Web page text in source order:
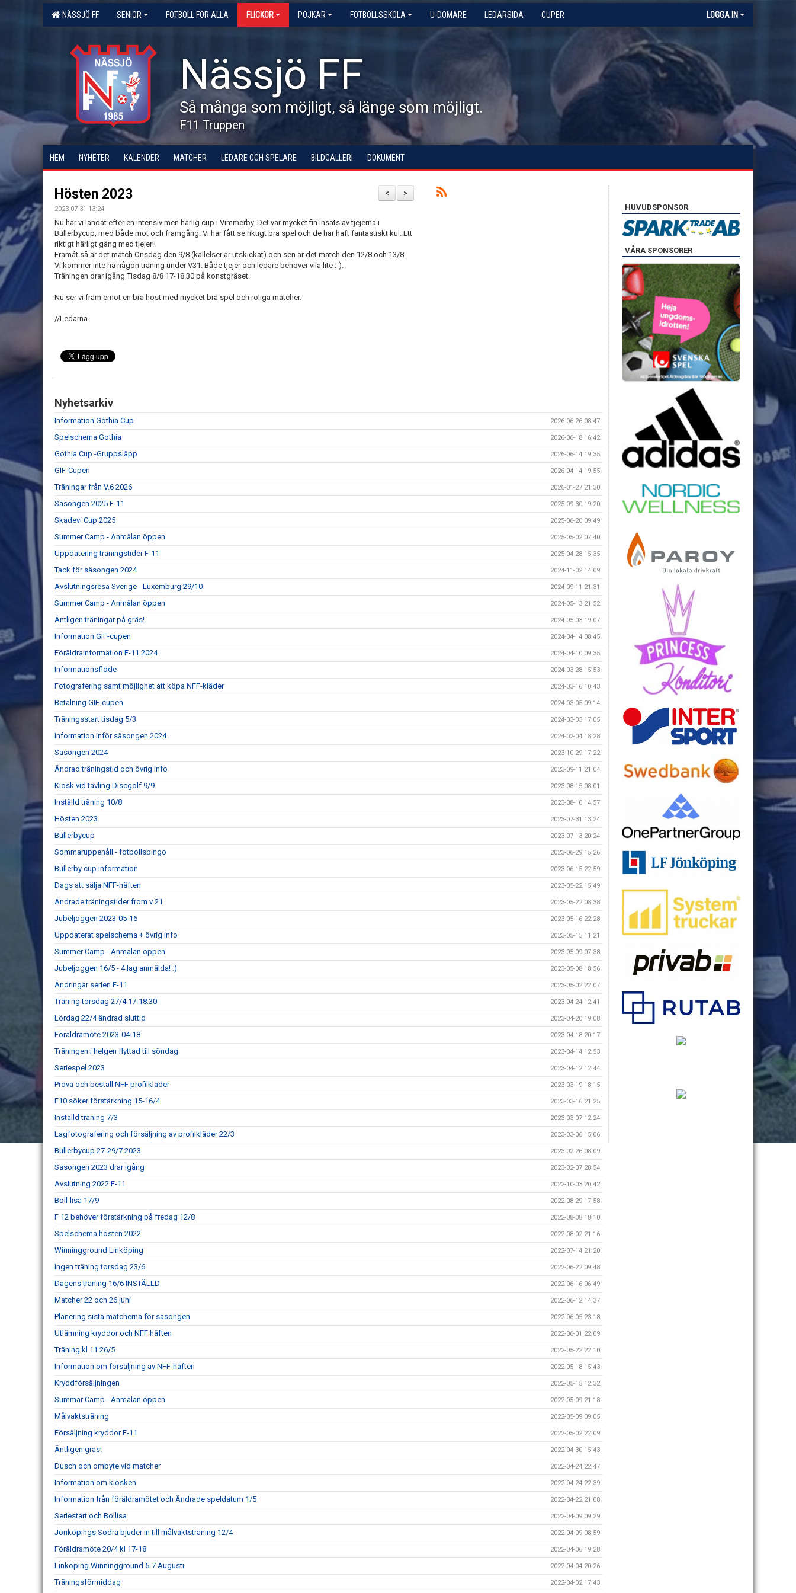
NÄSSJÖ FF SENIOR FOTBOLL FÖR ALLA FLICKOR POJKAR FOTBOLLSSKOLA U-DOMARE LEDARSIDA CUPER LOGGA IN
Nässjö FF
Så många som möjligt, så länge som möjligt.
F11 Truppen
HEM NYHETER KALENDER MATCHER LEDARE OCH SPELARE BILDGALLERI DOKUMENT
>
<
Hösten 2023
2023-07-31 13:24
Nu har vi landat efter en intensiv men härlig cup i Vimmerby. Det var mycket fin insats av tjejerna i
Bullerbycup, med både mot och framgång. Vi har fått se riktigt bra spel och de har haft fantastiskt kul. Ett
riktigt härligt gäng med tjejer!!
Framåt så är det match Onsdag den 9/8 (kallelser är utskickat) och sen är det match den 12/8 och 13/8.
Vi kommer inte ha någon träning under V31. Både tjejer och ledare behöver vila lite ;-).
Träningen drar igång Tisdag 8/8 17-18.30 på konstgräset.
Nu ser vi fram emot en bra höst med mycket bra spel och roliga matcher.
//Ledarna
Nyhetsarkiv
Information Gothia Cup 2026-06-26 08:47
Spelschema Gothia 2026-06-18 16:42
Gothia Cup -Gruppsläpp 2026-06-14 19:35
GIF-Cupen 2026-04-14 19:55
Träningar från V.6 2026 2026-01-27 21:30
Säsongen 2025 F-11 2025-09-30 19:20
Skadevi Cup 2025 2025-06-20 09:49
Summer Camp - Anmälan öppen 2025-05-02 07:40
Uppdatering träningstider F-11 2025-04-28 15:35
Tack för säsongen 2024 2024-11-02 14:09
Avslutningsresa Sverige - Luxemburg 29/10 2024-09-11 21:31
Summer Camp - Anmälan öppen 2024-05-13 21:52
Äntligen träningar på gräs! 2024-05-03 19:07
Information GIF-cupen 2024-04-14 08:45
Föräldrainformation F-11 2024 2024-04-10 09:35
Informationsflöde 2024-03-28 15:53
Fotografering samt möjlighet att köpa NFF-kläder 2024-03-16 10:43
Betalning GIF-cupen 2024-03-05 09:14
Träningsstart tisdag 5/3 2024-03-03 17:05
Information inför säsongen 2024 2024-02-04 18:28
Säsongen 2024 2023-10-29 17:22
Ändrad träningstid och övrig info 2023-09-11 21:04
Kiosk vid tävling Discgolf 9/9 2023-08-15 08:01
Inställd träning 10/8 2023-08-10 14:57
Hösten 2023 2023-07-31 13:24
Bullerbycup 2023-07-13 20:24
Sommaruppehåll - fotbollsbingo 2023-06-29 15:26
Bullerby cup information 2023-06-15 22:59
Dags att sälja NFF-häften 2023-05-22 15:49
Ändrade träningstider from v 21 2023-05-22 08:38
Jubeljoggen 2023-05-16 2023-05-16 22:28
Uppdaterat spelschema + övrig info 2023-05-15 11:21
Summer Camp - Anmälan öppen 2023-05-09 07:38
Jubeljoggen 16/5 - 4 lag anmälda! :) 2023-05-08 18:56
Ändringar serien F-11 2023-05-02 22:07
Träning torsdag 27/4 17-18.30 2023-04-24 12:41
Lördag 22/4 ändrad sluttid 2023-04-20 19:08
Föräldramöte 2023-04-18 2023-04-18 20:17
Träningen i helgen flyttad till söndag 2023-04-14 12:53
Seriespel 2023 2023-04-12 12:44
Prova och beställ NFF profilkläder 2023-03-19 18:15
F10 söker förstärkning 15-16/4 2023-03-16 21:25
Inställd träning 7/3 2023-03-07 12:24
Lagfotografering och försäljning av profilkläder 22/3 2023-03-06 15:06
Bullerbycup 27-29/7 2023 2023-02-26 08:09
Säsongen 2023 drar igång 2023-02-07 20:54
Avslutning 2022 F-11 2022-10-03 20:42
Boll-lisa 17/9 2022-08-29 17:58
F 12 behöver förstärkning på fredag 12/8 2022-08-08 18:10
Spelschema hösten 2022 2022-08-02 21:16
Winningground Linköping 2022-07-14 21:20
Ingen träning torsdag 23/6 2022-06-22 09:48
Dagens träning 16/6 INSTÄLLD 2022-06-16 06:49
Matcher 22 och 26 juni 2022-06-12 14:37
Planering sista matcherna för säsongen 2022-06-05 23:18
Utlämning kryddor och NFF häften 2022-06-01 22:09
Träning kl 11 26/5 2022-05-22 22:10
Information om försäljning av NFF-häften 2022-05-18 15:43
Kryddförsäljningen 2022-05-15 12:32
Summar Camp - Anmälan öppen 2022-05-09 21:18
Målvaktsträning 2022-05-09 09:05
Försäljning kryddor F-11 2022-05-02 22:09
Äntligen gräs! 2022-04-30 15:43
Dusch och ombyte vid matcher 2022-04-24 22:47
Information om kiosken 2022-04-24 22:39
Information från föräldramötet och Ändrade speldatum 1/5 2022-04-22 21:08
Seriestart och Bollisa 2022-04-09 09:29
Jönköpings Södra bjuder in till målvaktsträning 12/4 2022-04-09 08:59
Föräldramöte 20/4 kl 17-18 2022-04-06 19:28
Linköping Winningground 5-7 Augusti 2022-04-04 20:26
Träningsförmiddag 2022-04-02 17:43
HUVUDSPONSOR
VÅRA SPONSORER